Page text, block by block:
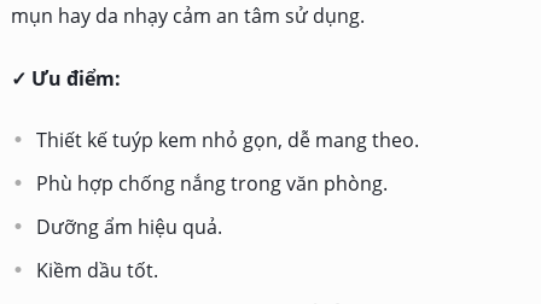
mụn hay da nhạy cảm an tâm sử dụng.
✓ Ưu điểm:
Thiết kế tuýp kem nhỏ gọn, dễ mang theo.
Phù hợp chống nắng trong văn phòng.
Dưỡng ẩm hiệu quả.
Kiềm dầu tốt.